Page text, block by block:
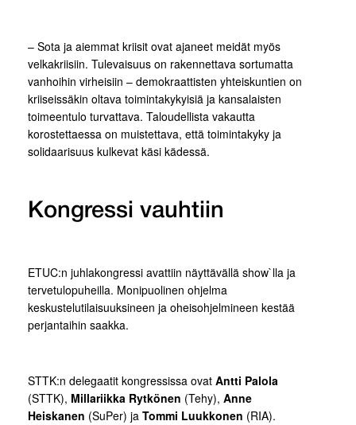
– Sota ja aiemmat kriisit ovat ajaneet meidät myös
velkakriisiin. Tulevaisuus on rakennettava sortumatta
vanhoihin virheisiin – demokraattisten yhteiskuntien on
kriiseissäkin oltava toimintakykyisiä ja kansalaisten
toimeentulo turvattava. Taloudellista vakautta
korostettaessa on muistettava, että toimintakyky ja
solidaarisuus kulkevat käsi kädessä.
Kongressi vauhtiin
ETUC:n juhlakongressi avattiin näyttävällä show`lla ja
tervetulopuheilla. Monipuolinen ohjelma
keskustelutilaisuuksineen ja oheisohjelmineen kestää
perjantaihin saakka.
STTK:n delegaatit kongressissa ovat Antti Palola
(STTK), Millariikka Rytkönen (Tehy), Anne
Heiskanen (SuPer) ja Tommi Luukkonen (RIA).